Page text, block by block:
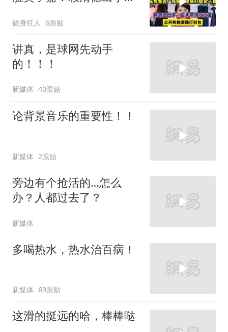
健身狂人 6跟贴
讲真，是球网先动手
的！！！
新媒体 40跟贴
论背景音乐的重要性！！
新媒体 2跟贴
旁边有个抢活的…怎么
办？人都过去了？
新媒体
多喝热水，热水治百病！
新媒体 69跟贴
这滑的挺远的哈，棒棒哒